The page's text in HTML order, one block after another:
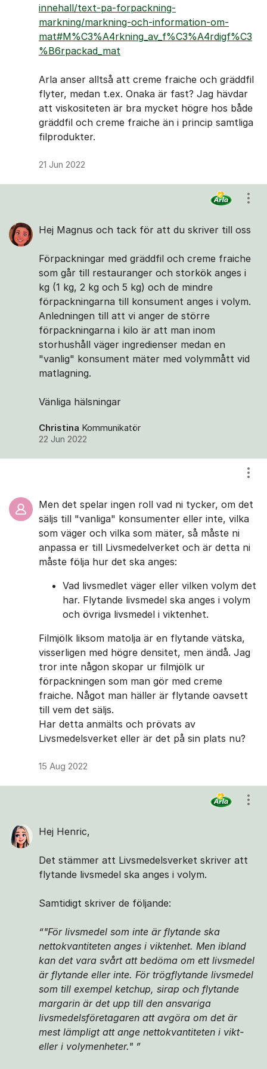
innehall/text-pa-forpackning-
markning/markning-och-information-om-
mat#M%C3%A4rkning_av_f%C3%A4rdigf%C3
%B6rpackad_mat
Arla anser alltså att creme fraiche och gräddfil
flyter, medan t.ex. Onaka är fast? Jag hävdar
att viskositeten är bra mycket högre hos både
gräddfil och creme fraiche än i princip samtliga
filprodukter.
21 Jun 2022
Hej Magnus och tack för att du skriver till oss
Förpackningar med gräddfil och creme fraiche
som går till restauranger och storkök anges i
kg (1 kg, 2 kg och 5 kg) och de mindre
förpackningarna till konsument anges i volym.
Anledningen till att vi anger de större
förpackningarna i kilo är att man inom
storhushåll väger ingredienser medan en
"vanlig" konsument mäter med volymmått vid
matlagning.
Vänliga hälsningar
Christina Kommunikatör
22 Jun 2022
Men det spelar ingen roll vad ni tycker, om det
säljs till "vanliga" konsumenter eller inte, vilka
som väger och vilka som mäter, så måste ni
anpassa er till Livsmedelverket och är detta ni
måste följa hur det ska anges:
Vad livsmedlet väger eller vilken volym det
har. Flytande livsmedel ska anges i volym
och övriga livsmedel i viktenhet.
Filmjölk liksom matolja är en flytande vätska,
visserligen med högre densitet, men ändå. Jag
tror inte någon skopar ur filmjölk ur
förpackningen som man gör med creme
fraiche. Något man häller är flytande oavsett
till vem det säljs.
Har detta anmälts och prövats av
Livsmedelsverket eller är det på sin plats nu?
15 Aug 2022
Hej Henric,
Det stämmer att Livsmedelsverket skriver att
flytande livsmedel ska anges i volym.
Samtidigt skriver de följande:
"För livsmedel som inte är flytande ska
nettokvantiteten anges i viktenhet. Men ibland
kan det vara svårt att bedöma om ett livsmedel
är flytande eller inte. För trögflytande livsmedel
som till exempel ketchup, sirap och flytande
margarin är det upp till den ansvariga
livsmedelsföretagaren att avgöra om det är
mest lämpligt att ange nettokvantiteten i vikt-
eller i volymenheter."